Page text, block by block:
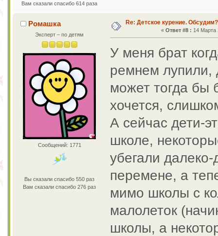
Вам сказали спасибо 614 раза
Ромашка
Эксперт – по детям
Сообщений: 1771
Вы сказали спасибо 550 раз
Вам сказали спасибо 276 раз
Re: Детское курение. Обсудим?
«Ответ #8 : 14 Марта
У меня брат
ремнем лупили,
может тогда бы
хочется,
А сейчас дети-
школе,
убегали
перемене, а
мимо школы с
малолеток
школы, а